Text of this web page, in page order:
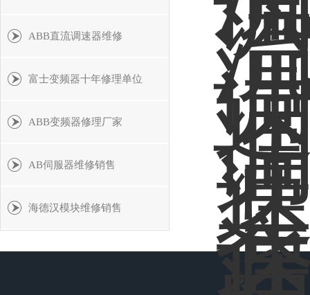
ABB直流调速器维修
富士变频器十年修理单位
ABB变频器修理厂家
AB伺服器维修销售
海德汉模块维修销售